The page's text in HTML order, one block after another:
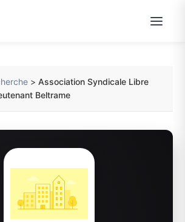
>Association Syndicale Libre
Beltrame